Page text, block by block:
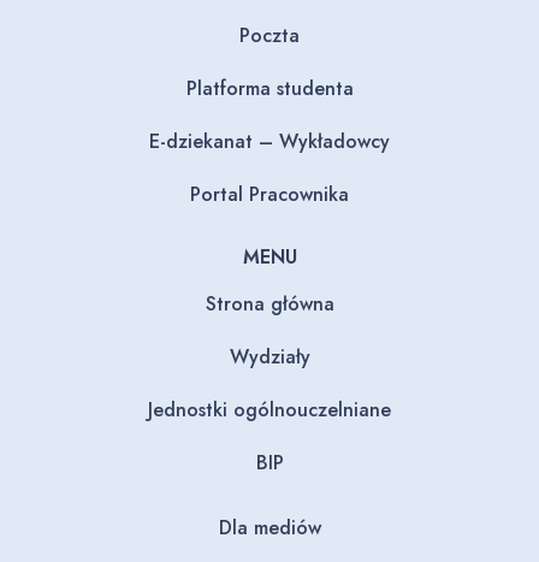
Poczta
Platforma studenta
E-dziekanat – Wykładowcy
Portal Pracownika
MENU
Strona główna
Wydziały
Jednostki ogólnouczelniane
BIP
Dla mediów